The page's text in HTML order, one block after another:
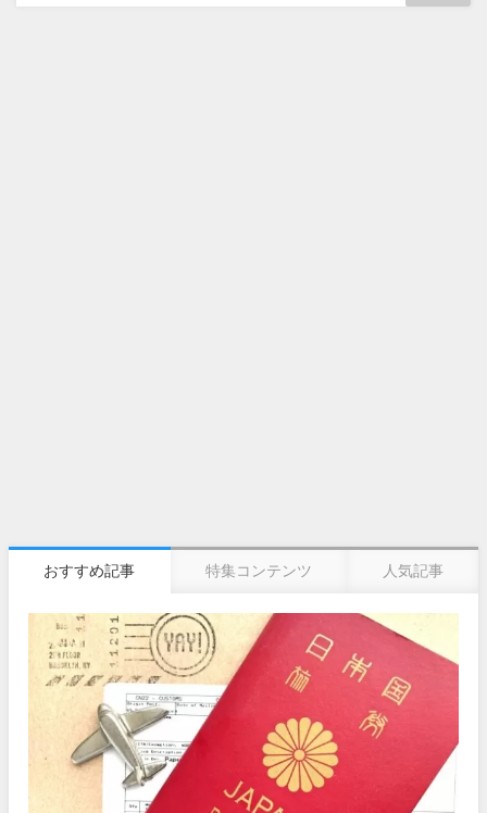
おすすめ記事 特集コンテンツ 人気記事